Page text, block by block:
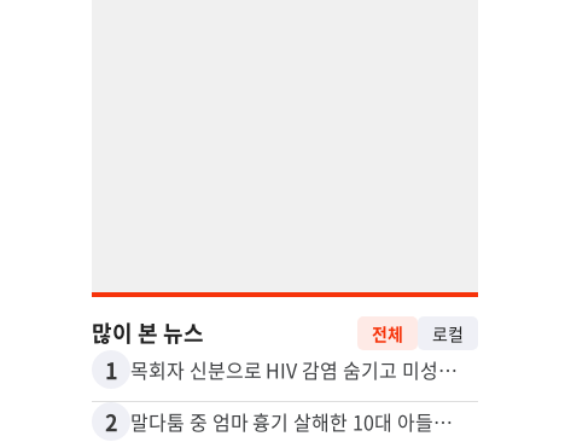
많이 본 뉴스 전체 로컬
1 목회자 신분으로 HIV 감염 숨기고 미성년자와 성관계
2 말다툼 중 엄마 흉기 살해한 10대 아들…범행 직후 한 짓 충격